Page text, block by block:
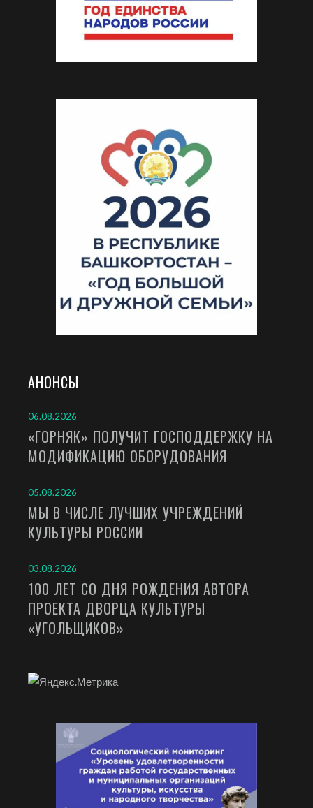
АНОНСЫ
06.08.2026
«ГОРНЯК» ПОЛУЧИТ ГОСПОДДЕРЖКУ НА
МОДИФИКАЦИЮ ОБОРУДОВАНИЯ
05.08.2026
МЫ В ЧИСЛЕ ЛУЧШИХ УЧРЕЖДЕНИЙ
КУЛЬТУРЫ РОССИИ
03.08.2026
100 ЛЕТ СО ДНЯ РОЖДЕНИЯ АВТОРА
ПРОЕКТА ДВОРЦА КУЛЬТУРЫ
«УГОЛЬЩИКОВ»